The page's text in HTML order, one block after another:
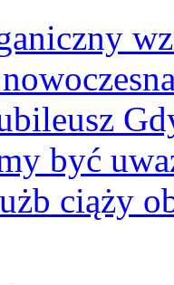
być
ciąży